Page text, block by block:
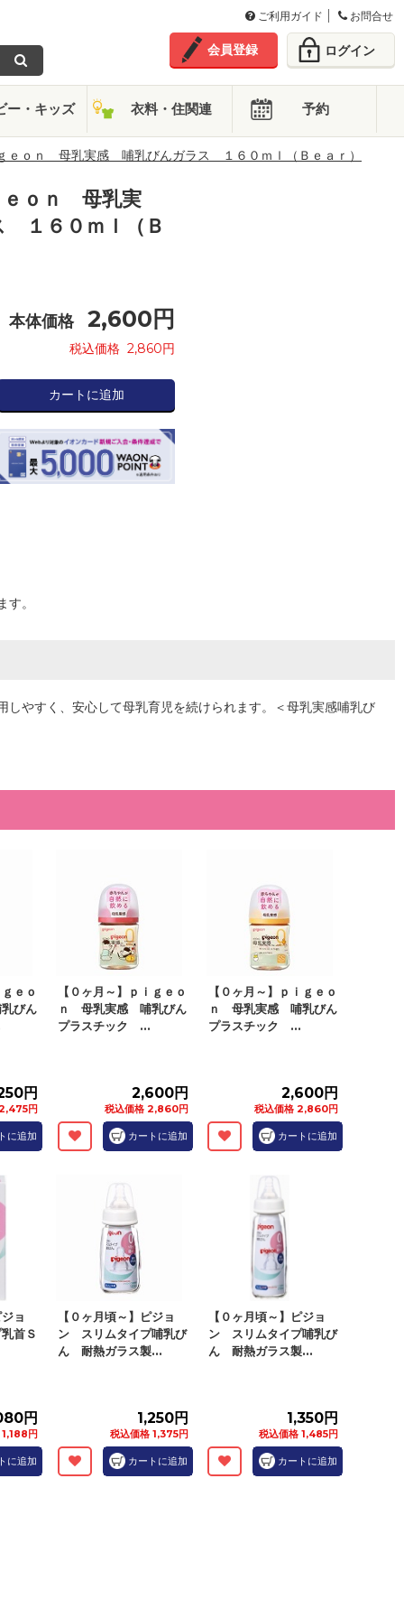
ご利用ガイド お問合せ
会員登録 ログイン
ー・キッズ 衣料・住関連 予約
ｇｅｏｎ 母乳実感 哺乳びんガラス １６０ｍｌ（Ｂｅａｒ）
ｅｏｎ 母乳実
１６０ｍｌ（Ｂ
本体価格 2,600 円
税込価格 2,860円
カートに追加
。
やすく、安心して母乳育児を続けられます。＜母乳実感哺乳び
ｅｏ
びん
円
円
に追加
【０ヶ月～】ｐｉｇｅｏ
ｎ 母乳実感 哺乳びん
プラスチック ...
2,600円
税込価格 2,860円
カートに追加
【０ヶ月～】ｐｉｇｅｏ
ｎ 母乳実感 哺乳びん
プラスチック ...
2,600円
税込価格 2,860円
カートに追加
ョ
首Ｓ
円
円
に追加
【０ヶ月頃～】ピジョ
ン スリムタイプ哺乳び
ん 耐熱ガラス製...
1,250円
税込価格 1,375円
カートに追加
【０ヶ月頃～】ピジョ
ン スリムタイプ哺乳び
ん 耐熱ガラス製...
1,350円
税込価格 1,485円
カートに追加